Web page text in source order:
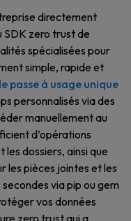
directement
SDK zero trust de
spécialisées pour
simple, rapide et
passe à usage unique
personnalisés via des
manuellement au
d’opérations
dossiers, ainsi que
les pièces jointes et les
via pip ou gem
vos données
zero trust qui a